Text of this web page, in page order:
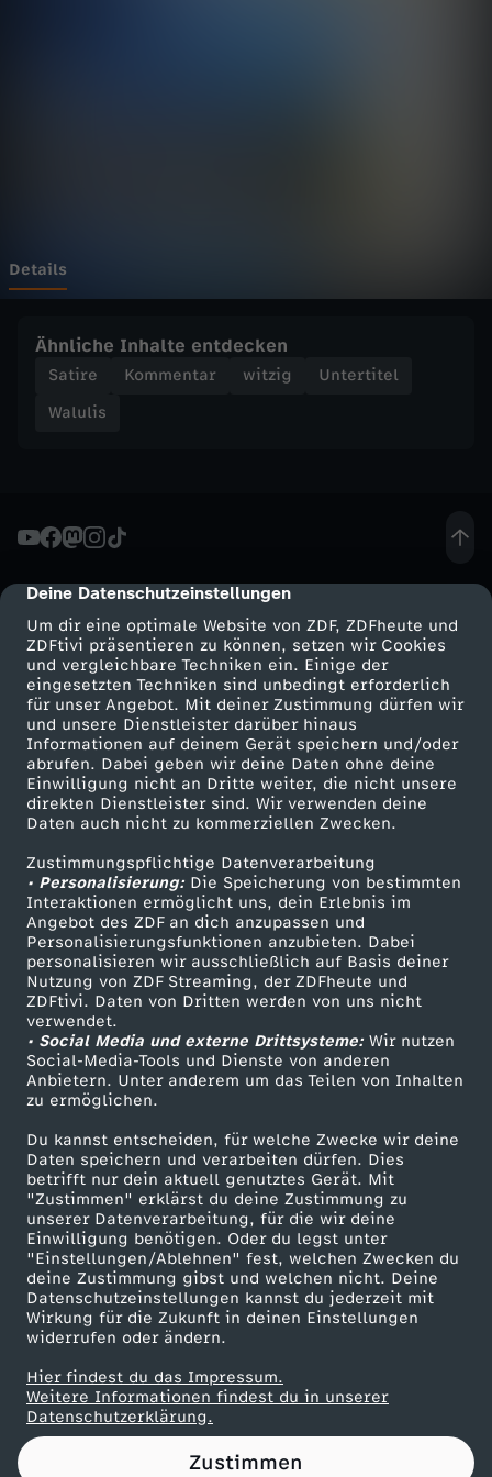
cmp-dialog-description
Deine Datenschutzeinstellungen
Um dir eine optimale Website von ZDF, ZDFheute und
ZDFtivi präsentieren zu können, setzen wir Cookies
und vergleichbare Techniken ein. Einige der
eingesetzten Techniken sind unbedingt erforderlich
für unser Angebot. Mit deiner Zustimmung dürfen wir
und unsere Dienstleister darüber hinaus
Informationen auf deinem Gerät speichern und/oder
abrufen. Dabei geben wir deine Daten ohne deine
Einwilligung nicht an Dritte weiter, die nicht unsere
direkten Dienstleister sind. Wir verwenden deine
Daten auch nicht zu kommerziellen Zwecken.
Zustimmungspflichtige Datenverarbeitung
• Personalisierung:Die Speicherung von bestimmten
Interaktionen ermöglicht uns, dein Erlebnis im
Angebot des ZDF an dich anzupassen und
Personalisierungsfunktionen anzubieten. Dabei
personalisieren wir ausschließlich auf Basis deiner
Nutzung von ZDF Streaming, der ZDFheute und
ZDFtivi. Daten von Dritten werden von uns nicht
verwendet.
• Social Media und externe Drittsysteme:Wir nutzen
Social-Media-Tools und Dienste von anderen
Anbietern. Unter anderem um das Teilen von Inhalten
zu ermöglichen.
Du kannst entscheiden, für welche Zwecke wir deine
Daten speichern und verarbeiten dürfen. Dies
betrifft nur dein aktuell genutztes Gerät. Mit
"Zustimmen" erklärst du deine Zustimmung zu
unserer Datenverarbeitung, für die wir deine
Einwilligung benötigen. Oder du legst unter
"Einstellungen/Ablehnen" fest, welchen Zwecken du
deine Zustimmung gibst und welchen nicht. Deine
Datenschutzeinstellungen kannst du jederzeit mit
Wirkung für die Zukunft in deinen Einstellungen
widerrufen oder ändern.
Hier findest du das Impressum.
Weitere Informationen findest du in unserer
Datenschutzerklärung.
Zustimmen
u
d
u
s
H
e
i
d
i
K
l
u
m
d
i
e
E
i
s
p
Details
Ähnliche Inhalte entdecken
Satire Kommentar witzig
Untertitel
Walulis
Mehr ZDF
ZDF-Apps
Smart TV
ZDFtext
Livestreams
Sendungen A-Z
TV-Programm
Service
ZDFmitreden
Kontakt zum ZDF
Tickets
Zuschauerservice
Hilfe
ZDF Unternehmen
Karriere
ZDF goes Schule
Werbefernsehen
Mainzelmännchen
Partner